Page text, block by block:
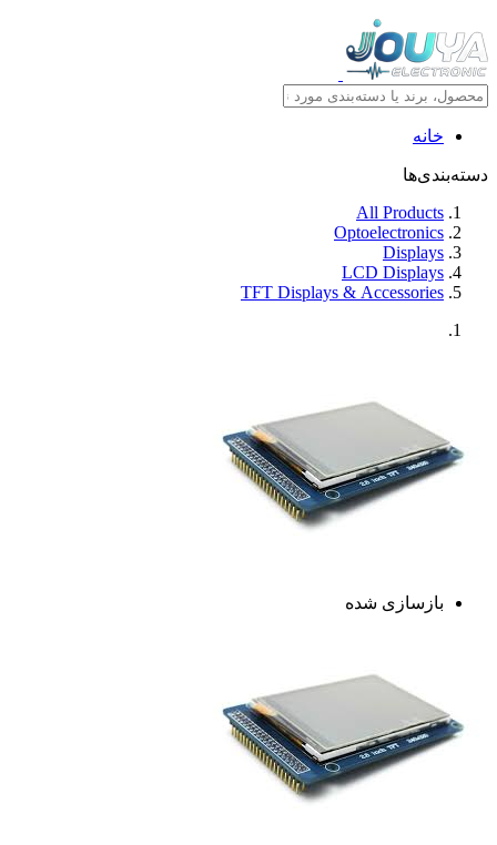
خانه
دسته‌بندی‌ها
All Products
Optoelectronics
Displays
LCD Displays
TFT Displays & Accessories
بازسازی شده